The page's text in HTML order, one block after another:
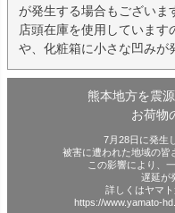
が発生する場合もございま
店頭在庫を使用していま
や、化粧箱に小さな凹みが
熊本地方を震
お荷物
7月28日に発生
被害に遭われた地域の皆
この影響により、
遅延が
詳しくはヤマト
https://www.yamato-